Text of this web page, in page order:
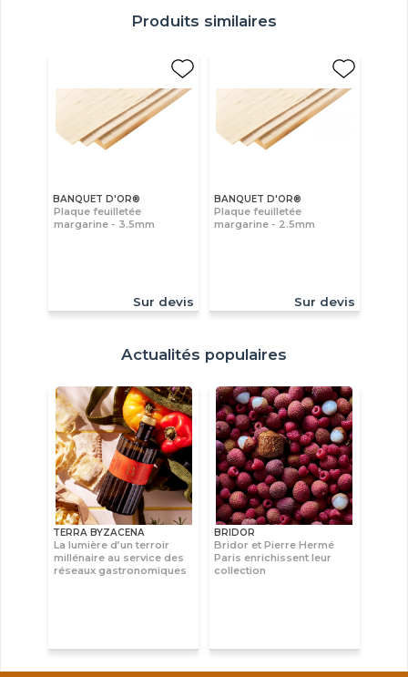
Produits similaires
BANQUET D'OR®
Plaque feuilletée
margarine - 3.5mm
Sur devis
BANQUET D'OR®
Plaque feuilletée
margarine - 2.5mm
Sur devis
Actualités populaires
TERRA BYZACENA
La lumière d’un terroir
millénaire au service des
réseaux gastronomiques
BRIDOR
Bridor et Pierre Hermé
Paris enrichissent leur
collection